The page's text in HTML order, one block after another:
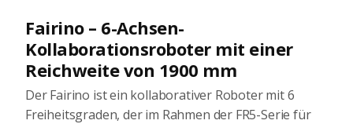
Fairino – 6-Achsen-
Kollaborationsroboter mit einer
Reichweite von 1900 mm
Der Fairino ist ein kollaborativer Roboter mit 6
Freiheitsgraden, der im Rahmen der FR5-Serie für